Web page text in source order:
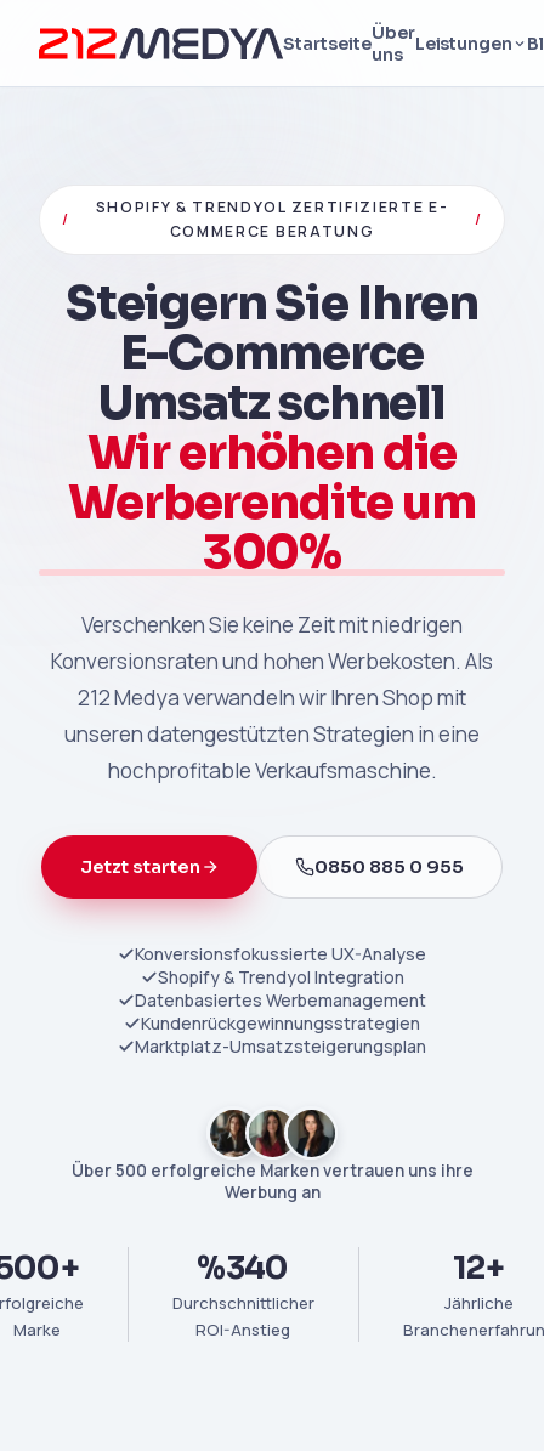
StartseiteÜber
uns
Leistungen
/
SHOPIFY & TRENDYOL ZERTIFIZIERTE E-
COMMERCE BERATUNG
/
Steigern Sie Ihren
E-Commerce
Umsatz schnell
Wir erhöhen die
Werberendite um
300%
Verschenken Sie keine Zeit mit niedrigen
Konversionsraten und hohen Werbekosten. Als
212 Medya verwandeln wir Ihren Shop mit
unseren datengestützten Strategien in eine
hochprofitable Verkaufsmaschine.
Jetzt starten 0850 885 0 955
Konversionsfokussierte UX-Analyse
Shopify & Trendyol Integration
Datenbasiertes Werbemanagement
Kundenrückgewinnungsstrategien
Marktplatz-Umsatzsteigerungsplan
Über 500 erfolgreiche Marken vertrauen uns ihre
Werbung an
Marke
%340
Durchschnittlicher
ROI-Anstieg
12+
Jährliche